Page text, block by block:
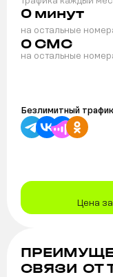
0 минут
на остальные
0 СМС
на остальные
Безлимитный
Цена
СВЯЗИ ОТ